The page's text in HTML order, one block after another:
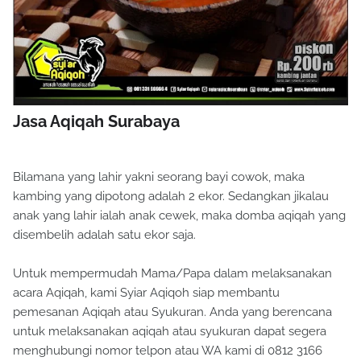
Jasa Aqiqah Surabaya
Bilamana yang lahir yakni seorang bayi cowok, maka
kambing yang dipotong adalah 2 ekor. Sedangkan jikalau
anak yang lahir ialah anak cewek, maka domba aqiqah yang
disembelih adalah satu ekor saja.
Untuk mempermudah Mama/Papa dalam melaksanakan
acara Aqiqah, kami Syiar Aqiqoh siap membantu
pemesanan Aqiqah atau Syukuran. Anda yang berencana
untuk melaksanakan aqiqah atau syukuran dapat segera
menghubungi nomor telpon atau WA kami di 0812 3166